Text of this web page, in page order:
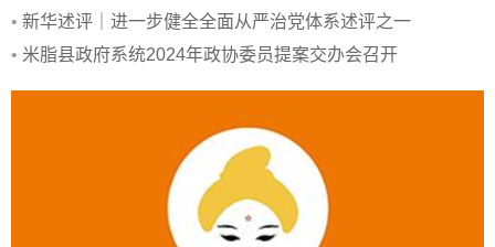
• 新华述评｜进一步健全全面从严治党体系述评之一
• 米脂县政府系统2024年政协委员提案交办会召开